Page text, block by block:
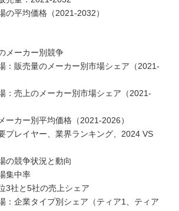
の平均価格（2021-2032）
メーカー別競争
：販売量のメーカー別市場シェア（2021-
：売上のメーカー別市場シェア（2021-
ーカー別平均価格（2021-2026）
プレイヤー、業界ランキング、2024 VS
の競争状況と動向
集中率
3社と5社の売上シェア
：企業タイプ別シェア（ティア1、ティア